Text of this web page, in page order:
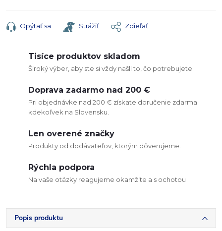
Opýtať sa Strážiť Zdieľať
Tisíce produktov skladom
Široký výber, aby ste si vždy našli to, čo potrebujete.
Doprava zadarmo nad 200 €
Pri objednávke nad 200 € získate doručenie zdarma
kdekoľvek na Slovensku.
Len overené značky
Produkty od dodávateľov, ktorým dôverujeme.
Rýchla podpora
Na vaše otázky reagujeme okamžite a s ochotou
Popis produktu